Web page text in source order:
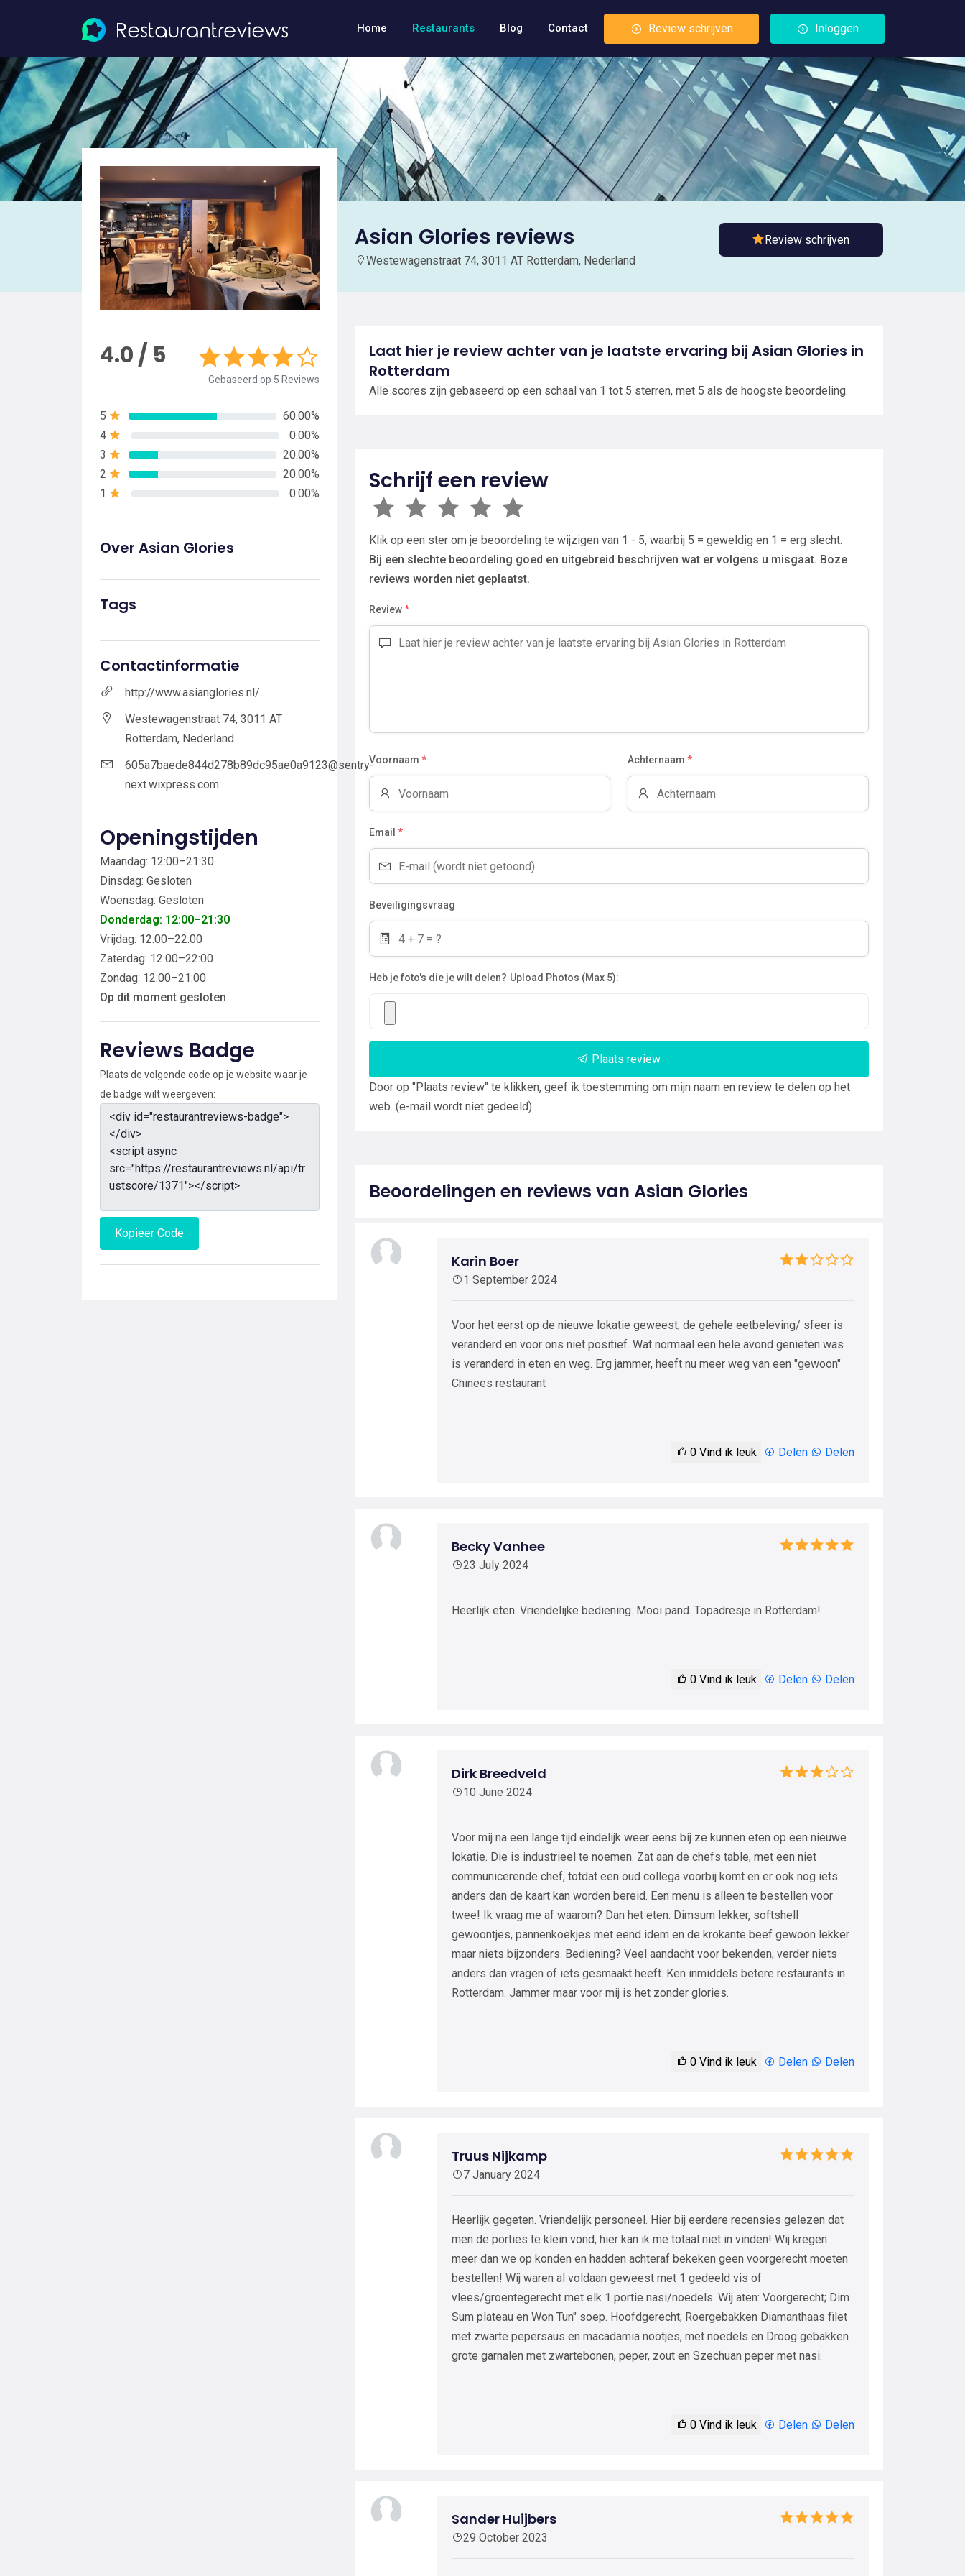
Home Restaurants Blog Contact Review schrijven Inloggen
Asian Glories reviews
Westewagenstraat 74, 3011 AT Rotterdam, Nederland
Review schrijven
4.0 / 5
Gebaseerd op 5 Reviews
5
60.00%
4
0.00%
3
20.00%
2
20.00%
1
0.00%
Over Asian Glories
Tags
Contactinformatie
http://www.asianglories.nl/
Westewagenstraat 74, 3011 AT
Rotterdam, Nederland
605a7baede844d278b89dc95ae0a9123@sentry-
next.wixpress.com
Openingstijden
Maandag: 12:00–21:30
Dinsdag: Gesloten
Woensdag: Gesloten
Donderdag: 12:00–21:30
Vrijdag: 12:00–22:00
Zaterdag: 12:00–22:00
Zondag: 12:00–21:00
Op dit moment gesloten
Reviews Badge
Plaats de volgende code op je website waar je
de badge wilt weergeven:
Kopieer Code
Laat hier je review achter van je laatste ervaring bij Asian Glories in
Rotterdam
Alle scores zijn gebaseerd op een schaal van 1 tot 5 sterren, met 5 als de hoogste beoordeling.
Schrijf een review
Klik op een ster om je beoordeling te wijzigen van 1 - 5, waarbij 5 = geweldig en 1 = erg slecht.
Bij een slechte beoordeling goed en uitgebreid beschrijven wat er volgens u misgaat. Boze
reviews worden niet geplaatst.
Review*
Voornaam * Achternaam *
Email *
Beveiligingsvraag
Heb je foto's die je wilt delen? Upload Photos (Max 5):
Plaats review
Door op "Plaats review" te klikken, geef ik toestemming om mijn naam en review te delen op het
web. (e-mail wordt niet gedeeld)
Beoordelingen en reviews van Asian Glories
Karin Boer
1 September 2024
Voor het eerst op de nieuwe lokatie geweest, de gehele eetbeleving/ sfeer is
veranderd en voor ons niet positief. Wat normaal een hele avond genieten was
is veranderd in eten en weg. Erg jammer, heeft nu meer weg van een "gewoon"
Chinees restaurant
0 Vind ik leuk Delen Delen
Becky Vanhee
23 July 2024
Heerlijk eten. Vriendelijke bediening. Mooi pand. Topadresje in Rotterdam!
0 Vind ik leuk Delen Delen
Dirk Breedveld
10 June 2024
Voor mij na een lange tijd eindelijk weer eens bij ze kunnen eten op een nieuwe
lokatie. Die is industrieel te noemen. Zat aan de chefs table, met een niet
communicerende chef, totdat een oud collega voorbij komt en er ook nog iets
anders dan de kaart kan worden bereid. Een menu is alleen te bestellen voor
twee! Ik vraag me af waarom? Dan het eten: Dimsum lekker, softshell
gewoontjes, pannenkoekjes met eend idem en de krokante beef gewoon lekker
maar niets bijzonders. Bediening? Veel aandacht voor bekenden, verder niets
anders dan vragen of iets gesmaakt heeft. Ken inmiddels betere restaurants in
Rotterdam. Jammer maar voor mij is het zonder glories.
0 Vind ik leuk Delen Delen
Truus Nijkamp
7 January 2024
Heerlijk gegeten. Vriendelijk personeel. Hier bij eerdere recensies gelezen dat
men de porties te klein vond, hier kan ik me totaal niet in vinden! Wij kregen
meer dan we op konden en hadden achteraf bekeken geen voorgerecht moeten
bestellen! Wij waren al voldaan geweest met 1 gedeeld vis of
vlees/groentegerecht met elk 1 portie nasi/noedels. Wij aten: Voorgerecht; Dim
Sum plateau en Won Tun" soep. Hoofdgerecht; Roergebakken Diamanthaas filet
met zwarte pepersaus en macadamia nootjes, met noedels en Droog gebakken
grote garnalen met zwartebonen, peper, zout en Szechuan peper met nasi.
0 Vind ik leuk Delen Delen
Sander Huijbers
29 October 2023